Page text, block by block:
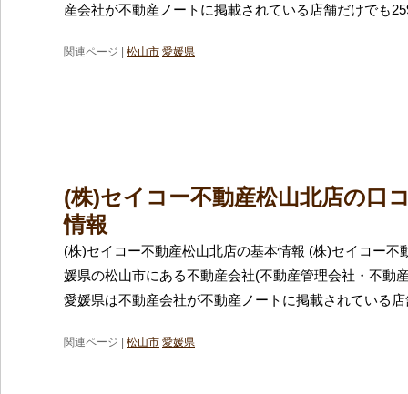
産会社が不動産ノートに掲載されている店舗だけでも
関連ページ | 松山市 愛媛県
(株)セイコー不動産松山北店の口
情報
(株)セイコー不動産松山北店の基本情報 (株)セイコー不
媛県の松山市にある不動産会社(不動産管理会社・不動
愛媛県は不動産会社が不動産ノートに掲載されている
関連ページ | 松山市 愛媛県